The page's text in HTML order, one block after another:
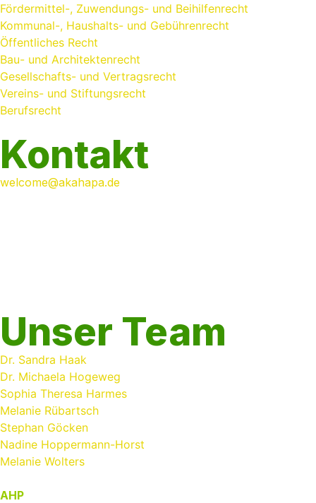
Fördermittel-, Zuwendungs- und Beihilfenrecht
Kommunal-, Haushalts- und Gebührenrecht
Öffentliches Recht
Bau- und Architektenrecht
Gesellschafts- und Vertragsrecht
Vereins- und Stiftungsrecht
Berufsrecht
Kontakt
welcome@akahapa.de
Unser Team
Dr. Sandra Haak
Dr. Michaela Hogeweg
Sophia Theresa Harmes
Melanie Rübartsch
Stephan Göcken
Nadine Hoppermann-Horst
Melanie Wolters
AHP